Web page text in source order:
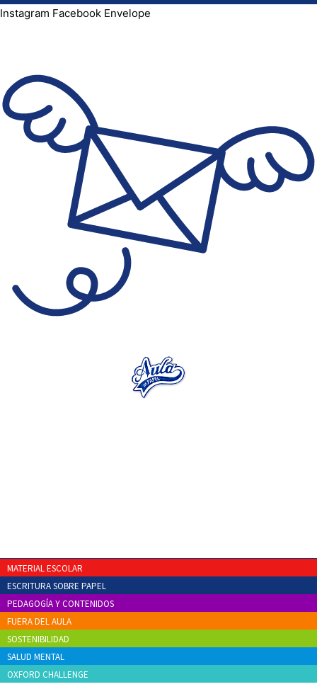
Instagram Facebook Envelope
MATERIAL ESCOLAR
ESCRITURA SOBRE PAPEL
PEDAGOGÍA Y CONTENIDOS
FUERA DEL AULA
SOSTENIBILIDAD
SALUD MENTAL
OXFORD CHALLENGE